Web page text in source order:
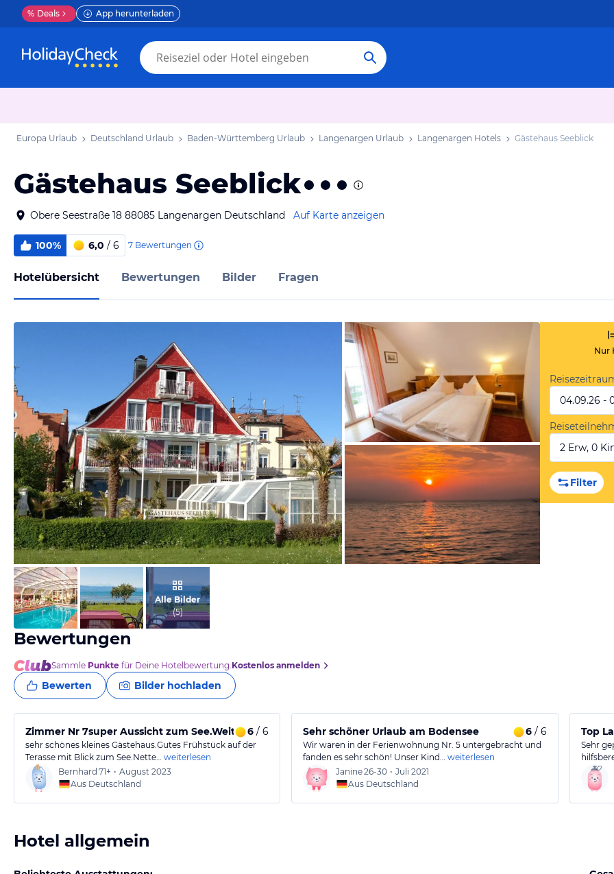
% Deals App herunterladen
Europa Urlaub Deutschland Urlaub Baden-Württemberg Urlaub Langenargen Urlaub Langenargen Hotels Gästehaus Seeblick
Gästehaus Seeblick
Obere Seestraße 18 88085 Langenargen Deutschland Auf Karte anzeigen
100% 6,0 / 6 7 Bewertungen
Hotelübersicht Bewertungen Bilder Fragen
vom Hotelier, Oktober 2012
vom Hotelier, Oktober 2012
Alle Bilder
(5)
Nur
04.09.26 -
2 Erw, 0
Filter
Bewertungen
Sammle Punkte für Deine Hotelbewertung.Kostenlos anmelden
Bewerten Bilder hochladen
Zimmer Nr 7super Aussicht zum See.Weiterempfehlung
6 / 6
sehr schönes kleines Gästehaus.Gutes Frühstück auf der
Terasse mit Blick zum See.Nette… weiterlesen
Bernhard 71+ • August 2023
Aus Deutschland
Sehr schöner Urlaub am Bodensee 6/ 6
Wir waren in der Ferienwohnung Nr. 5 untergebracht und
fanden es sehr schön! Unser Kind… weiterlesen
Janine26-30 • Juli 2021
Aus Deutschland
Top
Sehr
Hotel allgemein